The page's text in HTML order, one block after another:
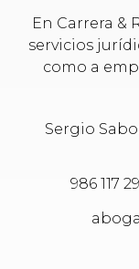
En Carrera &
servicios
como a
Sergio
986 117